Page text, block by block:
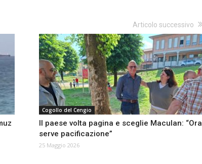
Articolo successivo
Cogollo del Cengio
Il paese volta pagina e sceglie Maculan: “Ora
serve pacificazione”
25 Maggio 2026